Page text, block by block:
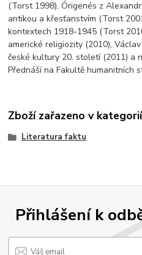
(Torst 1998), Órigenés z
antikou a křesťanstvím (Torst
kontextech 1918-1945 (Torst
americké religiozity (2010),
české kultury 20. století (2011) a
Přednáší na Fakultě humanitních
Zboží zařazeno v
Literatura faktu
Přihlášení k